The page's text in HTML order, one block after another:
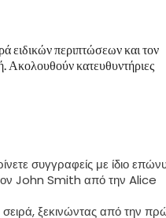
ειδικών περιπτώσεων και τον
Ακολουθούν κατευθυντήριες
συγγραφείς με ίδιο
τον John Smith από την Alice
ξεκινώντας από την